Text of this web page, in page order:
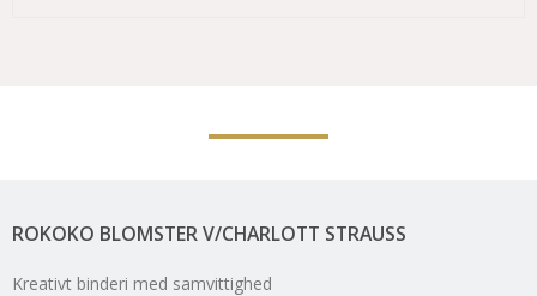
ROKOKO BLOMSTER V/CHARLOTT STRAUSS
Kreativt binderi med samvittighed